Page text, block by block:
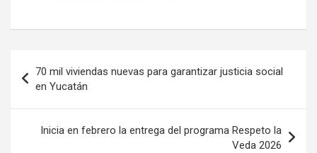
de
entradas
70 mil viviendas nuevas para garantizar justicia social
en Yucatán
Inicia en febrero la entrega del programa Respeto la
Veda 2026